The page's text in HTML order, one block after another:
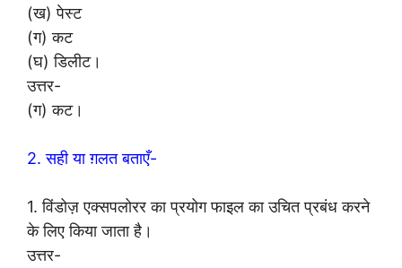
(ख) पेस्ट
(ग) कट
(घ) डिलीट।
उत्तर-
(ग) कट।
2. सही या ग़लत बताएँ-
1. विंडोज़ एक्सपलोरर का प्रयोग फाइल का उचित प्रबंध करने
के लिए किया जाता है।
उत्तर-